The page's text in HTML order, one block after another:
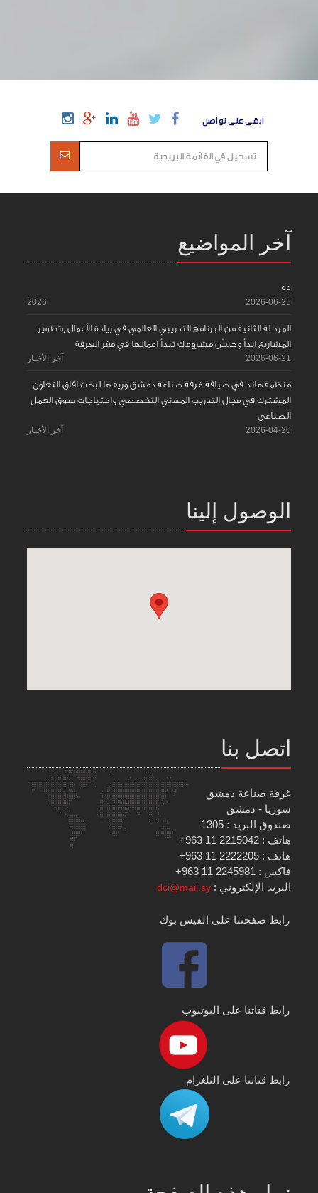
ابقى على تواصل
آخر المواضيع
55
2026-06-25
2026
المرحلة الثانية من البرنامج التدريبي العالمي في ريادة الأعمال وتطوير
المشاريع ابدأ وحسّن مشروعك تبدأ اعمالها في مقر الغرفة
2026-06-21 آخر الأخبار
منظمة هاند في ضيافة غرفة صناعة دمشق وريفها لبحث آفاق التعاون
المشترك في مجال التدريب المهني التخصصي واحتياجات سوق العمل
الصناعي
2026-04-20 آخر الأخبار
الوصول إلينا
اتصل بنا
غرفة صناعة دمشق
سوريا - دمشق
صندوق البريد : 1305
هاتف : 2215042 11 963+
هاتف : 2222205 11 963+
فاكس : 2245981 11 963+
البريد الإلكتروني :dci@mail.sy
رابط صفحتنا على الفيس بوك
رابط قناتنا على اليوتيوب
رابط قناتنا على التلغرام